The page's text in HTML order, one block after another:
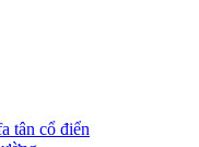
tân cổ điển